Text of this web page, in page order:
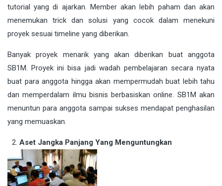
tutorial yang di ajarkan. Member akan lebih paham dan akan
menemukan trick dan solusi yang cocok dalam menekuni
proyek sesuai timeline yang diberikan.
Banyak proyek menarik yang akan diberikan buat anggota
SB1M. Proyek ini bisa jadi wadah pembelajaran secara nyata
buat para anggota hingga akan mempermudah buat lebih tahu
dan memperdalam ilmu bisnis berbasiskan online. SB1M akan
menuntun para anggota sampai sukses mendapat penghasilan
yang memuaskan.
Aset Jangka Panjang Yang Menguntungkan